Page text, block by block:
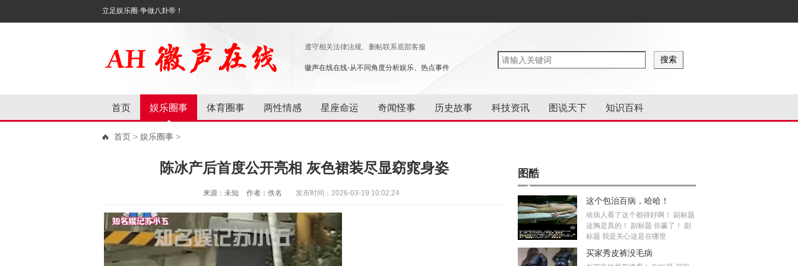
立足娱乐圈·争做八卦帝！
遵守相关法律法规、删帖联系底部客服
徽声在线在线-从不同角度分析娱乐、热点事件
首页 娱乐圈事 体育圈事 两性情感 星座命运 奇闻怪事 历史故事 科技资讯 图说天下 知识百科
首页 > 娱乐圈事 >
陈冰产后首度公开亮相 灰色裙装尽显窈窕身姿
来源：未知 作者：佚名 发布时间：2026-03-19 10:02:24
图酷
这个包治百病，哈哈！
啥病人看了这个都得好啊！ 副标题
这胸是真的！ 副标题 你赢了！ 副
标题 我是关心这是在哪里
买家秀皮裤没毛病